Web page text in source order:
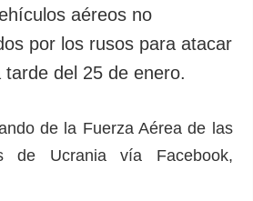
aéreos no
por los rusos para atacar
tarde del 25 de enero.
de la Fuerza Aérea de las
de Ucrania vía Facebook,